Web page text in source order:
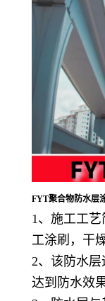
FYT聚合物防水层
1、施工工
工涂刷， 干
2、该防水层
达到防水效果